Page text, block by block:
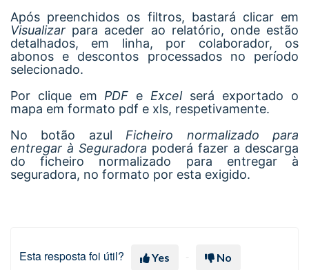
Após preenchidos os filtros, bastará clicar em
Visualizar para aceder ao relatório, onde estão
detalhados, em linha, por colaborador, os
abonos e descontos processados no período
selecionado.
Por clique em PDF e Excel será exportado o
mapa em formato pdf e xls, respetivamente.
No botão azul Ficheiro normalizado para
entregar à Seguradora poderá fazer a descarga
do ficheiro normalizado para entregar à
seguradora, no formato por esta exigido.
Esta resposta foi útil? Yes No